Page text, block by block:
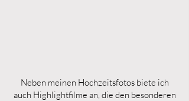
Neben meinen Hochzeitsfotos biete ich
auch Highlightfilme an, die den besonderen